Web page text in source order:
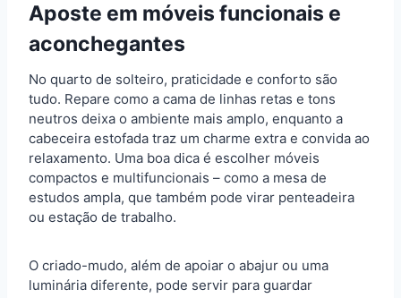
Aposte em móveis funcionais e
aconchegantes
No quarto de solteiro, praticidade e conforto são
tudo. Repare como a cama de linhas retas e tons
neutros deixa o ambiente mais amplo, enquanto a
cabeceira estofada traz um charme extra e convida ao
relaxamento. Uma boa dica é escolher móveis
compactos e multifuncionais – como a mesa de
estudos ampla, que também pode virar penteadeira
ou estação de trabalho.
O criado-mudo, além de apoiar o abajur ou uma
luminária diferente, pode servir para guardar